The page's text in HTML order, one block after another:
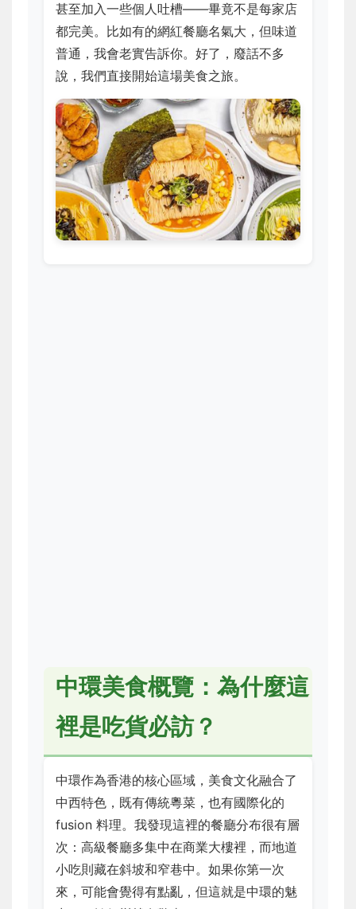
甚至加入一些個人吐槽——畢竟不是每家店
都完美。比如有的網紅餐廳名氣大，但味道
普通，我會老實告訴你。好了，廢話不多
說，我們直接開始這場美食之旅。
中環美食概覽：為什麼這
裡是吃貨必訪？
中環作為香港的核心區域，美食文化融合了
中西特色，既有傳統粵菜，也有國際化的
fusion 料理。我發現這裡的餐廳分布很有層
次：高級餐廳多集中在商業大樓裡，而地道
小吃則藏在斜坡和窄巷中。如果你第一次
來，可能會覺得有點亂，但這就是中環的魅